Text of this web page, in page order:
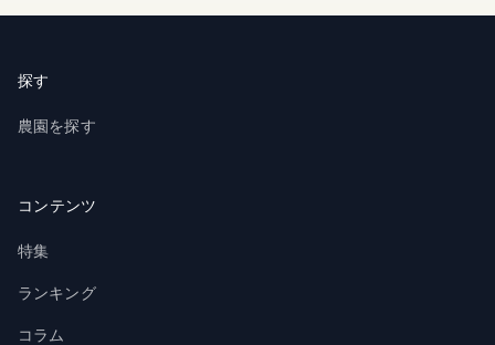
探す
農園を探す
コンテンツ
特集
ランキング
コラム